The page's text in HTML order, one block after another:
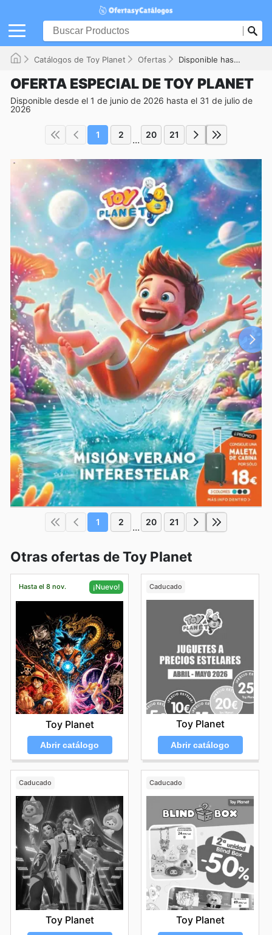
Catálogos de Toy Planet Ofertas Disponible hasta el 31/07/2026
OFERTA ESPECIAL DE TOY PLANET
Disponible desde el 1 de junio de 2026 hasta el 31 de julio de
2026
1 2 ... 20 21
1 2 ... 20 21
Otras ofertas de Toy Planet
Hasta el 8 nov. ¡Nuevo!
Toy Planet
Abrir catálogo
Caducado
Toy Planet
Abrir catálogo
Caducado
Toy Planet
Caducado
Toy Planet